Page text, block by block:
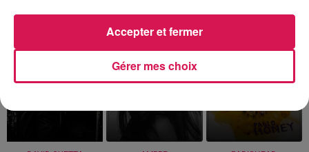
12h32
12h32
Gérer mes choix
Accepter et fermer